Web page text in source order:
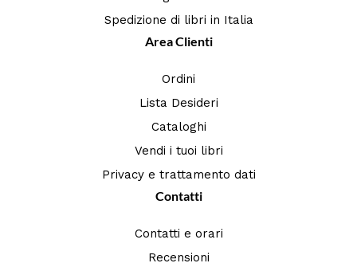
Spedizione di libri in Italia
Area Clienti
Ordini
Lista Desideri
Cataloghi
Vendi i tuoi libri
Privacy e trattamento dati
Contatti
Contatti e orari
Recensioni